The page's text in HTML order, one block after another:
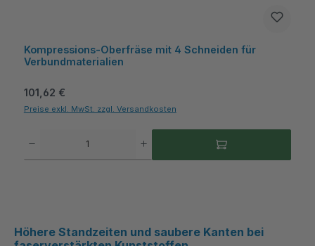
Kompressions-Oberfräse mit 4 Schneiden für
Verbundmaterialien
Regulärer Preis:
101,62 €
Preise exkl. MwSt. zzgl. Versandkosten
Höhere Standzeiten und saubere Kanten bei